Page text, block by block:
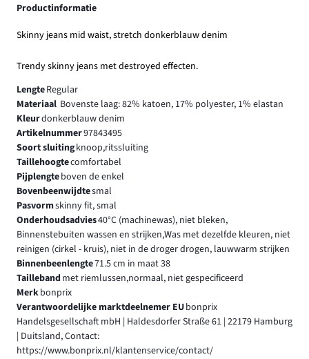
Productinformatie
Skinny jeans mid waist, stretch donkerblauw denim
Trendy skinny jeans met destroyed effecten.
LengteRegular
Materiaal Bovenste laag: 82% katoen, 17% polyester, 1% elastan
Kleurdonkerblauw denim
Artikelnummer97843495
Soort sluitingknoop,ritssluiting
Taillehoogtecomfortabel
Pijplengteboven de enkel
Bovenbeenwijdtesmal
Pasvormskinny fit, smal
Onderhoudsadvies40°C (machinewas), niet bleken,
Binnenstebuiten wassen en strijken,Was met dezelfde kleuren, niet
reinigen (cirkel - kruis), niet in de droger drogen, lauwwarm strijken
Binnenbeenlengte71.5 cm in maat 38
Taillebandmet riemlussen,normaal, niet gespecificeerd
Merkbonprix
Verantwoordelijke marktdeelnemer EUbonprix
Handelsgesellschaft mbH | Haldesdorfer Straße 61 | 22179 Hamburg
| Duitsland, Contact:
https://www.bonprix.nl/klantenservice/contact/